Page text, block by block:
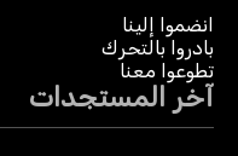
انضموا إلينا
بادروا بالتحرك
تطوعوا معنا
آخر المستجدات